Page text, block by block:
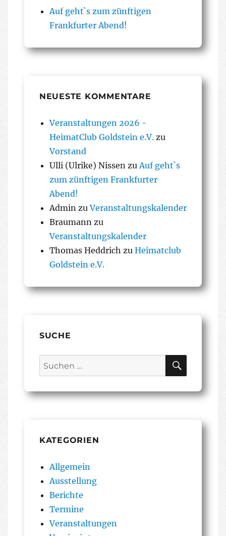
Auf geht`s zum zünftigen
Frankfurter Abend!
NEUESTE KOMMENTARE
Veranstaltungen 2026 -
HeimatClub Goldstein e.V.zu
Vorstand
Ulli (Ulrike) Nissen zu Auf geht`s
zum zünftigen Frankfurter
Abend!
Admin zuVeranstaltungskalender
Braumann zu
Veranstaltungskalender
Thomas Heddrich zu Heimatclub
Goldstein e.V.
SUCHE
Suchen
nach:
SUCHEN
KATEGORIEN
Allgemein
Ausstellung
Berichte
Termine
Veranstaltungen